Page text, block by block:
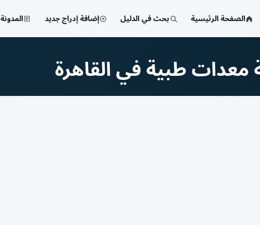
الصفحة الرئيسية بحث في الدليل إضافة إدراج جديد المدونة
طبية في القاهرة